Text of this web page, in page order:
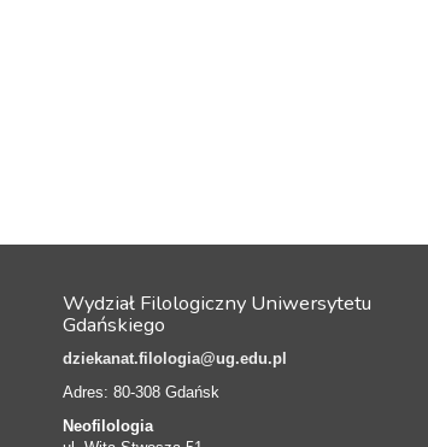
Wydział Filologiczny Uniwersytetu
Gdańskiego
dziekanat.filologia@ug.edu.pl
Adres: 80-308 Gdańsk
Neofilologia